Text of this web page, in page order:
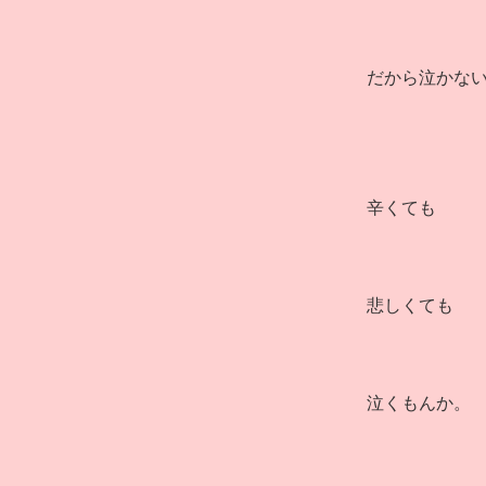
だから泣かな
辛くても
悲しくても
泣くもんか。